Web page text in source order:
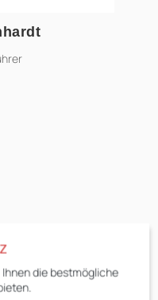
online.de
die bestmögliche